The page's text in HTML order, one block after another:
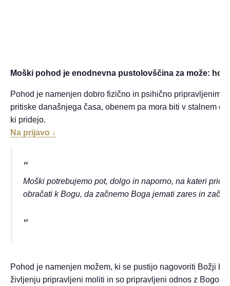
Moški pohod je enodnevna pustolovščina za može:
Pohod je namenjen dobro fizično in psihično pripravljenim
pritiske današnjega časa, obenem pa mora biti v stalnem
ki pridejo.
Na prijavo ↓
Moški potrebujemo pot, dolgo in naporno, na kateri
obračati k Bogu, da začnemo Boga jemati zares in
Pohod je namenjen možem, ki se pustijo nagovoriti Božji
življenju pripravljeni moliti in so pripravljeni odnos z Bogom